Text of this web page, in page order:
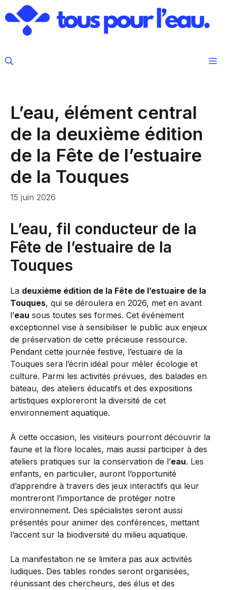
au
contenu
L’eau, élément central
de la deuxième édition
de la Fête de l’estuaire
de la Touques
15 juin 2026
L’eau, fil conducteur de la
Fête de l’estuaire de la
Touques
La deuxième édition de la Fête de l’estuaire de la
Touques, qui se déroulera en 2026, met en avant
l’eau sous toutes ses formes. Cet événement
exceptionnel vise à sensibiliser le public aux enjeux
de préservation de cette précieuse ressource.
Pendant cette journée festive, l’estuaire de la
Touques sera l’écrin idéal pour mêler écologie et
culture. Parmi les activités prévues, des balades en
bateau, des ateliers éducatifs et des expositions
artistiques exploreront la diversité de cet
environnement aquatique.
À cette occasion, les visiteurs pourront découvrir la
faune et la flore locales, mais aussi participer à des
ateliers pratiques sur la conservation de l’eau. Les
enfants, en particulier, auront l’opportunité
d’apprendre à travers des jeux interactifs qui leur
montreront l’importance de protéger notre
environnement. Des spécialistes seront aussi
présentés pour animer des conférences, mettant
l’accent sur la biodiversité du milieu aquatique.
La manifestation ne se limitera pas aux activités
ludiques. Des tables rondes seront organisées,
réunissant des chercheurs, des élus et des